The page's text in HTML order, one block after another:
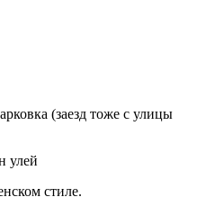
(заезд тоже с улицы
стиле.